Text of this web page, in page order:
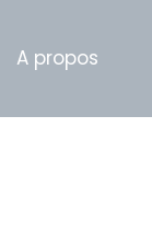
A propos